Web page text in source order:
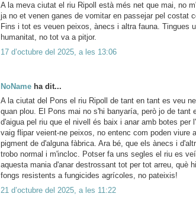
A la meva ciutat el riu Ripoll està més net que mai, no
ja no et venen ganes de vomitar en passejar pel costat
Fins i tot es veuen peixos, ànecs i altra fauna. Tingues
humanitat, no tot va a pitjor.
17 d’octubre del 2025, a les 13:06
NoName ha dit...
A la ciutat del Pons el riu Ripoll de tant en tant es veu
quan plou. El Pons mai no s'hi banyaría, però jo de tant
d'aigua pel riu que el nivell és baix i anar amb botes per
vaig flipar veient-ne peixos, no entenc com poden viure
pigment de d'alguna fàbrica. Ara bé, que els ànecs i
trobo normal i m'incloc. Potser fa uns segles el riu es
aquesta mania d'anar destrossant tot per tot arreu, què
fongs resistents a fungicides agrícoles, no pateixis!
21 d’octubre del 2025, a les 11:22